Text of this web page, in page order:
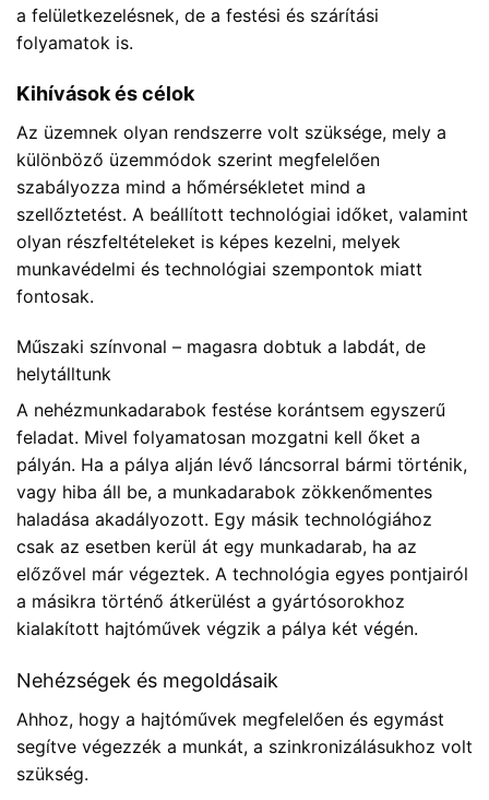
a felületkezelésnek, de a festési és szárítási
folyamatok is.
Kihívások és célok
Az üzemnek olyan rendszerre volt szüksége, mely a
különböző üzemmódok szerint megfelelően
szabályozza mind a hőmérsékletet mind a
szellőztetést. A beállított technológiai időket, valamint
olyan részfeltételeket is képes kezelni, melyek
munkavédelmi és technológiai szempontok miatt
fontosak.
Műszaki színvonal – magasra dobtuk a labdát, de
helytálltunk
A nehézmunkadarabok festése korántsem egyszerű
feladat. Mivel folyamatosan mozgatni kell őket a
pályán. Ha a pálya alján lévő láncsorral bármi történik,
vagy hiba áll be, a munkadarabok zökkenőmentes
haladása akadályozott. Egy másik technológiához
csak az esetben kerül át egy munkadarab, ha az
előzővel már végeztek. A technológia egyes pontjairól
a másikra történő átkerülést a gyártósorokhoz
kialakított hajtóművek végzik a pálya két végén.
Nehézségek és megoldásaik
Ahhoz, hogy a hajtóművek megfelelően és egymást
segítve végezzék a munkát, a szinkronizálásukhoz volt
szükség.